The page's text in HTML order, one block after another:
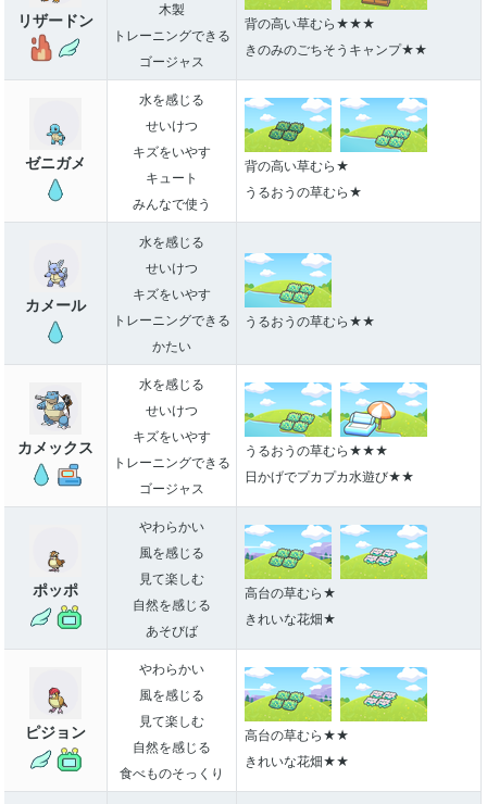
リザードン
木製
トレーニングできる
ゴージャス
背の高い草むら★★★
きのみのごちそうキャンプ★★
ゼニガメ
水を感じる
せいけつ
キズをいやす
キュート
みんなで使う
背の高い草むら★
うるおうの草むら★
カメール
水を感じる
せいけつ
キズをいやす
トレーニングできる
かたい
うるおうの草むら★★
カメックス
水を感じる
せいけつ
キズをいやす
トレーニングできる
ゴージャス
うるおうの草むら★★★
日かげでプカプカ水遊び★★
ポッポ
やわらかい
風を感じる
見て楽しむ
自然を感じる
あそびば
高台の草むら★
きれいな花畑★
ピジョン
やわらかい
風を感じる
見て楽しむ
自然を感じる
食べものそっくり
高台の草むら★★
きれいな花畑★★